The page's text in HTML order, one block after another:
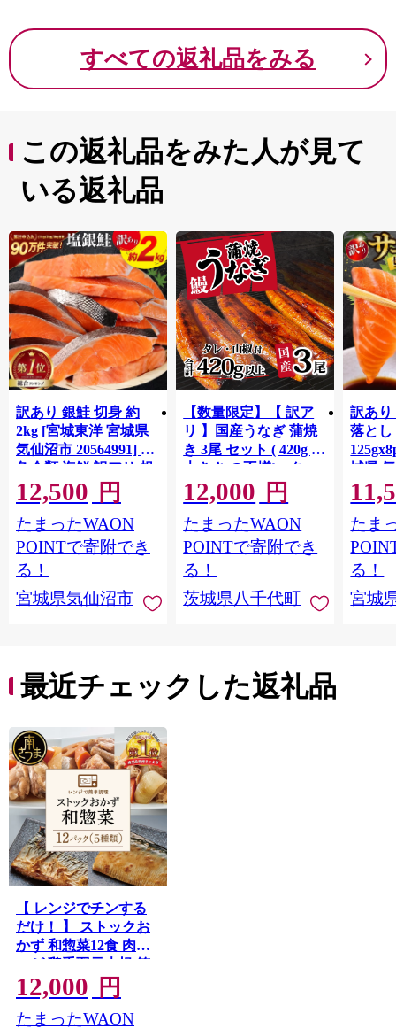
すべての返礼品をみる
この返礼品をみた人が見て
いる返礼品
訳あり 銀鮭 切身 約
2kg [宮城東洋 宮城県
気仙沼市 20564991] 鮭
魚介類 海鮮 訳アリ 規
格外 不揃い さけ サケ
鮭切身 シャケ 切り身
冷凍 家庭用 おかず 弁
当 支援 サーモン 銀鮭
切り身 魚 わけあり
12,500 円
たまったWAON
POINTで寄附でき
る！
宮城県気仙沼市
【数量限定】【 訳ア
リ 】国産うなぎ 蒲焼
き 3尾 セット ( 420g )
大きさ の不揃い タ
レ・山椒付き ウナギ
鰻 ふぞろい 不揃い う
な重 ひつまぶし 人気
茨城 八千代町 ふるさ
と納税 冷凍 [SF951ya]
12,000 円
たまったWAON
POINTで寄附でき
る！
茨城県八千代町
訳あり
落とし
城県
お刺し
生 生
鮭 銀
介
たま
る！
宮城
最近チェックした返礼品
【 レンジでチンする
だけ！ 】 ストックお
かず 和惣菜12食 肉じ
ゃが 鶏手羽元大根 筑
前煮 さばの塩焼き さ
ばの味噌煮 詰め合わ
せ セット 常温保存 惣
12,000 円
たまったWAON